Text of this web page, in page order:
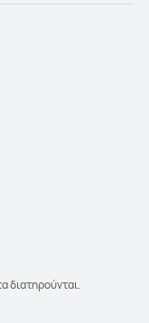
διατηρούνται.